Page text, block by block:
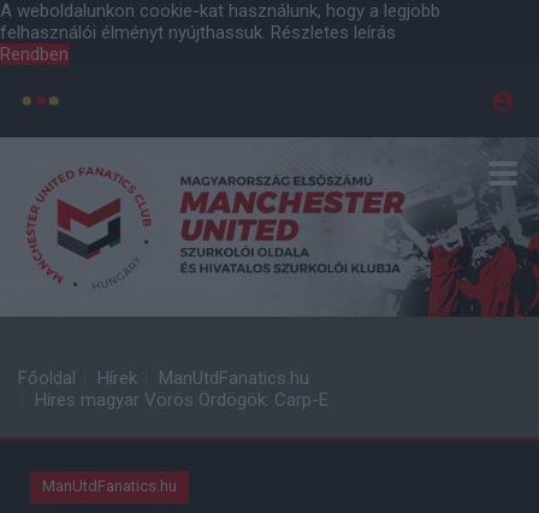
A weboldalunkon cookie-kat használunk, hogy a legjobb
felhasználói élményt nyújthassuk. Részletes leírás
Rendben
Főoldal Hírek
ManUtdFanatics.hu
Híres magyar Vörös Ördögök: Carp-E
ManUtdFanatics.hu